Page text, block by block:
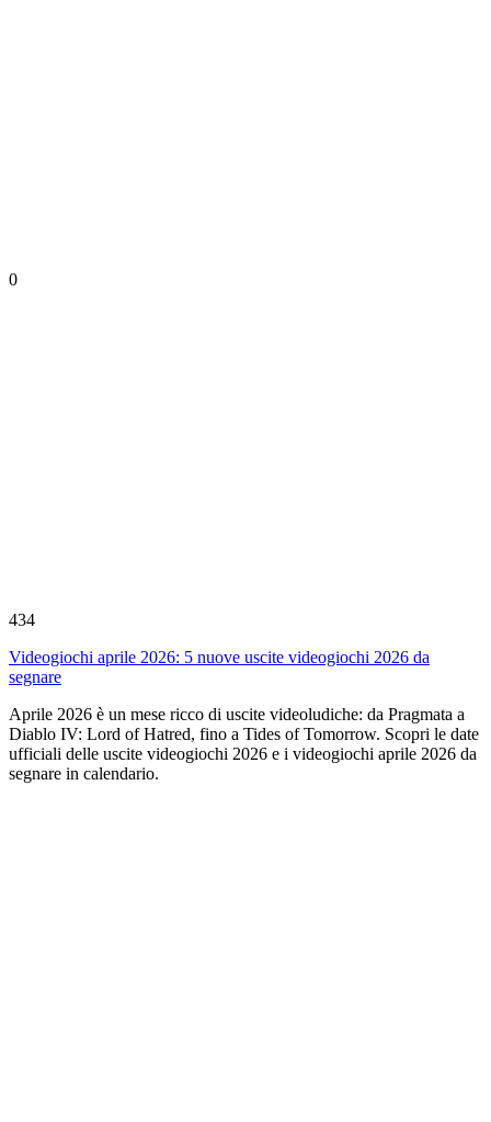
0
434
Videogiochi aprile 2026: 5 nuove uscite videogiochi 2026 da
segnare
Aprile 2026 è un mese ricco di uscite videoludiche: da Pragmata a
Diablo IV: Lord of Hatred, fino a Tides of Tomorrow. Scopri le date
ufficiali delle uscite videogiochi 2026 e i videogiochi aprile 2026 da
segnare in calendario.